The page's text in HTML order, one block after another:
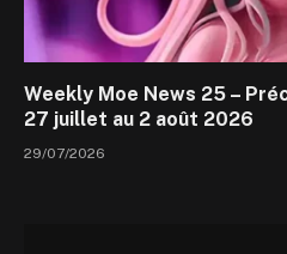
Weekly Moe News 25 –
27 juillet au 2 août 2026
29/07/2026